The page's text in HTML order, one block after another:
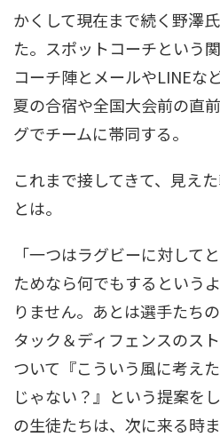
かくして現在まで続く野澤
た。スポットコーチという
コーチ陣とメールやLINEな
夏の合宿や全国大会前の直
グでチームに帯同する。
これまで接してきて、見え
とは。
「一つはラグビーに対して
ためなら何でもするという
りません。あとは選手たち
タック＆ディフェンスのス
ついて『こういう風に考え
じゃない？』という提案を
の生徒たちは、次に来る時